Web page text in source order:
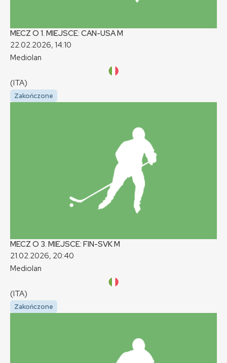
MECZ O 1. MIEJSCE: CAN-USAM
22.02.2026, 14:10
Mediolan
(ITA)
Zakończone
MECZ O 3. MIEJSCE: FIN-SVKM
21.02.2026, 20:40
Mediolan
(ITA)
Zakończone